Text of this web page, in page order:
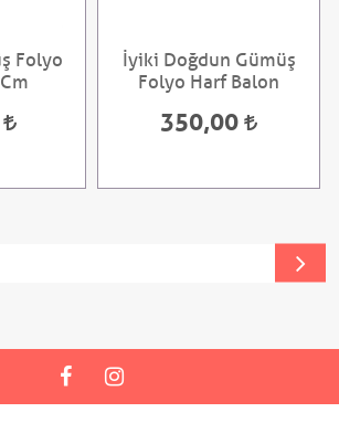
Folyo
İyiki Doğdun Gümüş
Folyo Harf Balon
350,00